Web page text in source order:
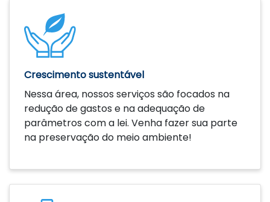
Crescimento sustentável
Nessa área, nossos serviços são focados na
redução de gastos e na adequação de
parâmetros com a lei. Venha fazer sua parte
na preservação do meio ambiente!
Saiba mais